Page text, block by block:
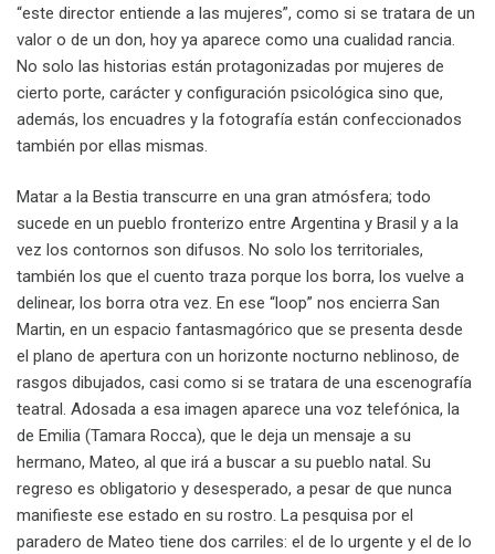
“este director entiende a las mujeres”, como si se tratara de un
valor o de un don, hoy ya aparece como una cualidad rancia.
No solo las historias están protagonizadas por mujeres de
cierto porte, carácter y configuración psicológica sino que,
además, los encuadres y la fotografía están confeccionados
también por ellas mismas.
Matar a la Bestia transcurre en una gran atmósfera; todo
sucede en un pueblo fronterizo entre Argentina y Brasil y a la
vez los contornos son difusos. No solo los territoriales,
también los que el cuento traza porque los borra, los vuelve a
delinear, los borra otra vez. En ese “loop” nos encierra San
Martin, en un espacio fantasmagórico que se presenta desde
el plano de apertura con un horizonte nocturno neblinoso, de
rasgos dibujados, casi como si se tratara de una escenografía
teatral. Adosada a esa imagen aparece una voz telefónica, la
de Emilia (Tamara Rocca), que le deja un mensaje a su
hermano, Mateo, al que irá a buscar a su pueblo natal. Su
regreso es obligatorio y desesperado, a pesar de que nunca
manifieste ese estado en su rostro. La pesquisa por el
paradero de Mateo tiene dos carriles: el de lo urgente y el de lo